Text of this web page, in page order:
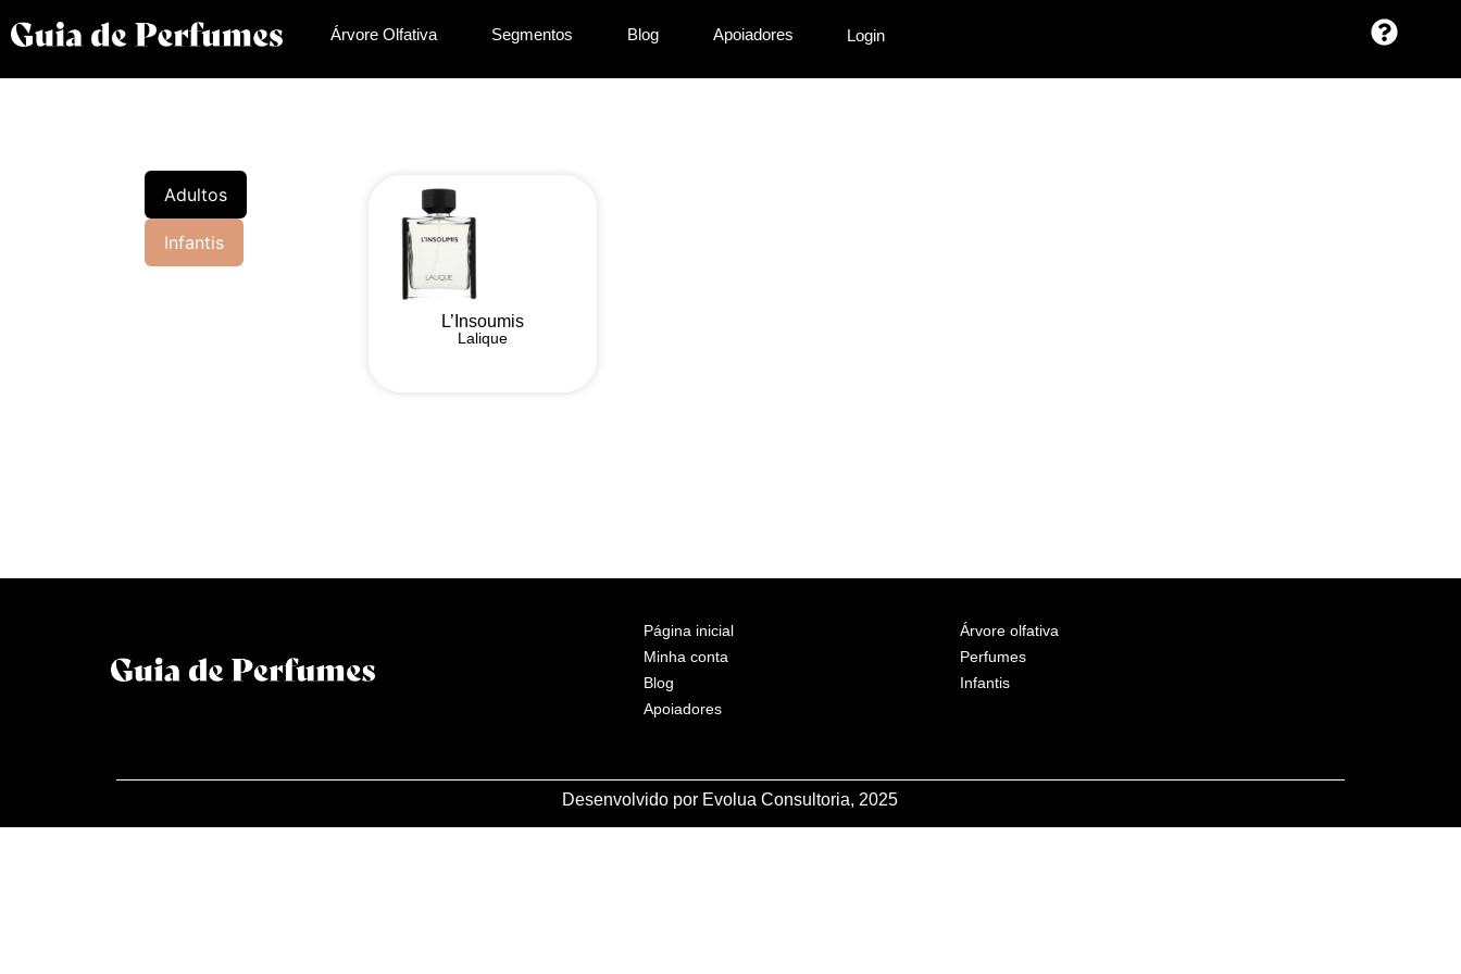
Árvore Olfativa Segmentos Blog Apoiadores Login
Adultos
Infantis
L’Insoumis
Lalique
Página inicial
Minha conta
Blog
Apoiadores
Árvore olfativa
Perfumes
Infantis
Desenvolvido por Evolua Consultoria, 2025